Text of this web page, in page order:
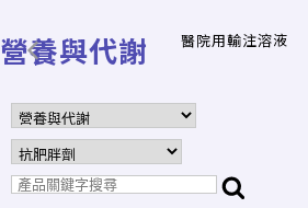
營養與代謝 醫院用輸注溶液